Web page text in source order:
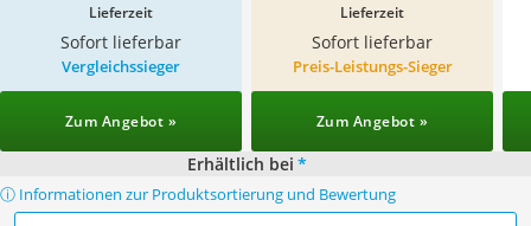
Lieferzeit
Sofort lieferbar
Lieferzeit
Sofort lieferbar
Vergleichssieger
Zum Angebot »
Preis-Leistungs-Sieger
Zum Angebot »
Erhältlich bei *
ⓘ Informationen zur Produktsortierung und Bewertung